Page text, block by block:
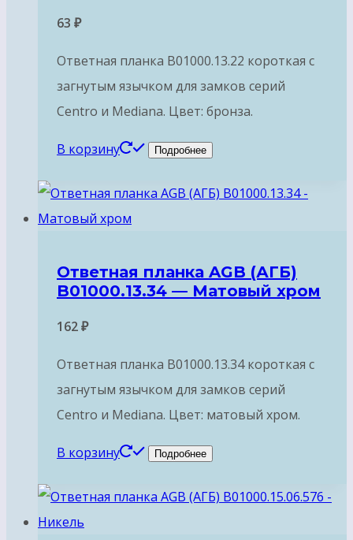
63 ₽
Ответная планка B01000.13.22 короткая с
загнутым язычком для замков серий
Centro и Mediana. Цвет: бронза.
В корзину Подробнее
Ответная планка AGB (АГБ)
B01000.13.34 — Матовый хром
162₽
Ответная планка B01000.13.34 короткая с
загнутым язычком для замков серий
Centro и Mediana. Цвет: матовый хром.
В корзину Подробнее